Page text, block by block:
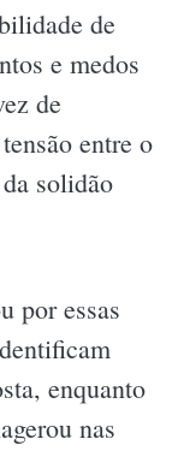
de
e medos
de
entre o
solidão
por essas
enquanto
nas